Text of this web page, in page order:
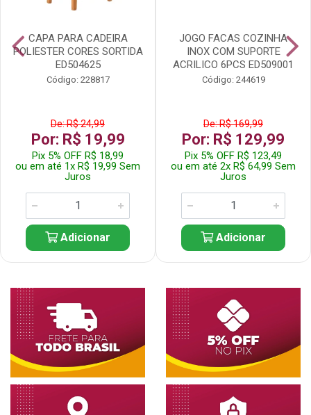
CAPA PARA CADEIRA
POLIESTER CORES SORTIDA
ED504625
Código: 228817
De: R$ 24,99
Por: R$ 19,99
Pix 5% OFF R$ 18,99
ou em até 1x R$ 19,99 Sem
Juros
Adicionar
JOGO FACAS COZINHA
INOX COM SUPORTE
ACRILICO 6PCS ED509001
Código: 244619
De: R$ 169,99
Por: R$ 129,99
Pix 5% OFF R$ 123,49
ou em até 2x R$ 64,99 Sem
Juros
Adicionar